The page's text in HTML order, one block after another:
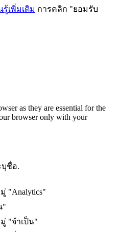
เพิ่มเติม การคลิก "ยอมรับ
as they are essential for the
browser only with your
บุชื่อ.
"Analytics"
"
"จำเป็น"